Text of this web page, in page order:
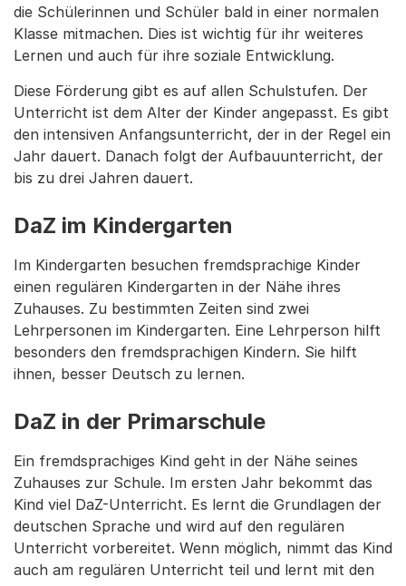
die Schülerinnen und Schüler bald in einer normalen
Klasse mitmachen. Dies ist wichtig für ihr weiteres
Lernen und auch für ihre soziale Entwicklung.
Diese Förderung gibt es auf allen Schulstufen. Der
Unterricht ist dem Alter der Kinder angepasst. Es gibt
den intensiven Anfangsunterricht, der in der Regel ein
Jahr dauert. Danach folgt der Aufbauunterricht, der
bis zu drei Jahren dauert.
DaZ im Kindergarten
Im Kindergarten besuchen fremdsprachige Kinder
einen regulären Kindergarten in der Nähe ihres
Zuhauses. Zu bestimmten Zeiten sind zwei
Lehrpersonen im Kindergarten. Eine Lehrperson hilft
besonders den fremdsprachigen Kindern. Sie hilft
ihnen, besser Deutsch zu lernen.
DaZ in der Primarschule
Ein fremdsprachiges Kind geht in der Nähe seines
Zuhauses zur Schule. Im ersten Jahr bekommt das
Kind viel DaZ-Unterricht. Es lernt die Grundlagen der
deutschen Sprache und wird auf den regulären
Unterricht vorbereitet. Wenn möglich, nimmt das Kind
auch am regulären Unterricht teil und lernt mit den